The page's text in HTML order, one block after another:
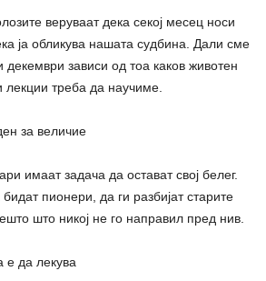
веруваат дека секој месец носи
ја обликува нашата судбина. Дали сме
декември зависи од тоа каков животен
лекции треба да научиме.
за величие
имаат задача да остават свој белег.
пионери, да ги разбијат старите
што никој не го направил пред нив.
е да лекува